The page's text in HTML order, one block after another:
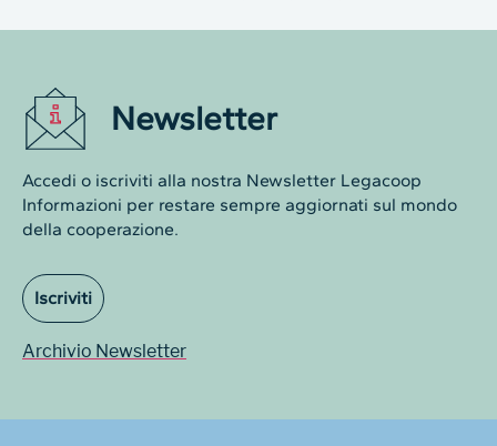
Newsletter
Accedi o iscriviti alla nostra Newsletter Legacoop
Informazioni per restare sempre aggiornati sul mondo
della cooperazione.
Iscriviti
Archivio Newsletter